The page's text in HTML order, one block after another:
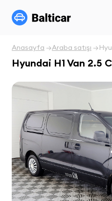
Anasayfa Araba satışı
Hyundai H1 Van 2.5